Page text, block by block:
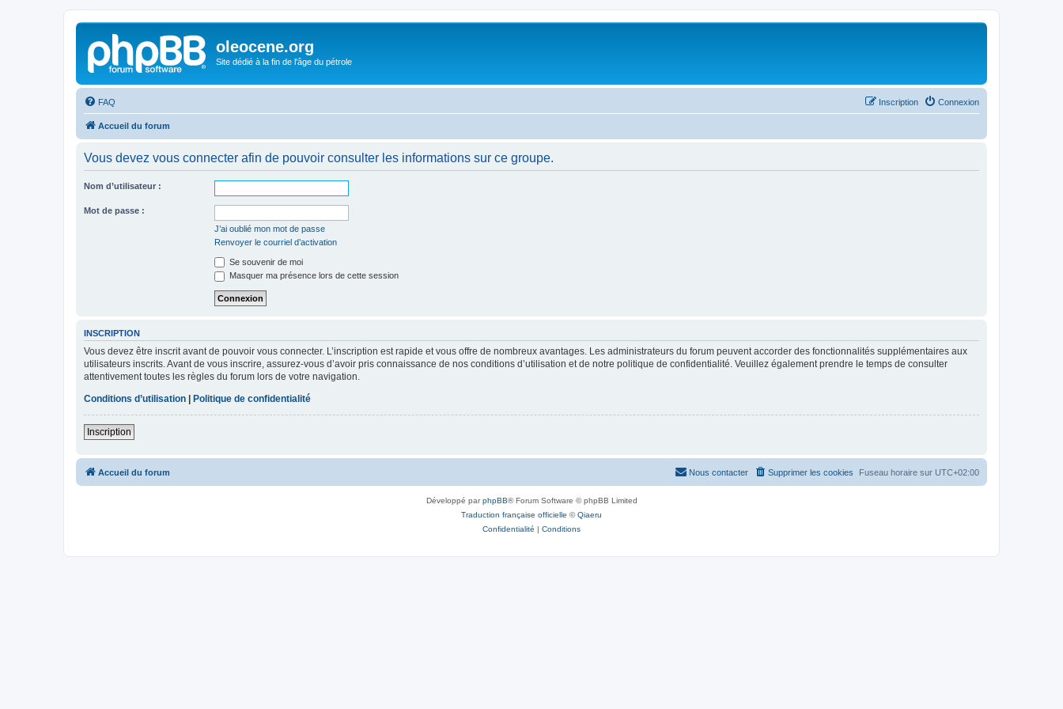
oleocene.org
Site dédié à la fin de l'âge du pétrole
FAQ Connexion
Inscription
Accueil du forum
Vous devez vous connecter afin de pouvoir consulter les informations sur ce groupe.
Nom d’utilisateur :
Mot de passe :
J’ai oublié mon mot de passe
Renvoyer le courriel d’activation
Se souvenir de moi
Masquer ma présence lors de cette session
INSCRIPTION
Vous devez être inscrit avant de pouvoir vous connecter. L’inscription est rapide et vous offre de nombreux avantages. Les administrateurs du forum peuvent accorder des fonctionnalités supplémentaires aux
utilisateurs inscrits. Avant de vous inscrire, assurez-vous d’avoir pris connaissance de nos conditions d’utilisation et de notre politique de confidentialité. Veuillez également prendre le temps de consulter
attentivement toutes les règles du forum lors de votre navigation.
Conditions d’utilisation
Politique de confidentialité
Inscription
Accueil du forum Fuseau horaire sur UTC+02:00
Supprimer les cookies
Nous contacter
Développé parphpBB® Forum Software © phpBB Limited
Traduction française officielle ©Qiaeru
Confidentialité | Conditions